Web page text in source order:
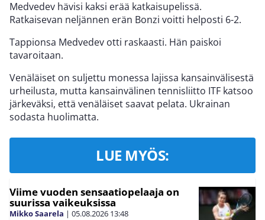
Medvedev hävisi kaksi erää katkaisupelissä.
Ratkaisevan neljännen erän Bonzi voitti helposti 6-2.
Tappionsa Medvedev otti raskaasti. Hän paiskoi
tavaroitaan.
Venäläiset on suljettu monessa lajissa kansainvälisestä
urheilusta, mutta kansainvälinen tennisliitto ITF katsoo
järkeväksi, että venäläiset saavat pelata. Ukrainan
sodasta huolimatta.
LUE MYÖS:
Viime vuoden sensaatiopelaaja on
suurissa vaikeuksissa
Mikko Saarela | 05.08.2026 13:48